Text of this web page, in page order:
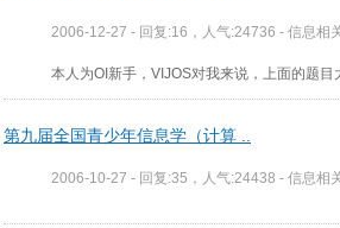
2006-12-27 - 回复:16，人气:24736 - 信息相
本人为OI新手，VIJOS对我来说，上面的题
第九届全国青少年信息学（计算 ..
2006-10-27 - 回复:35，人气:24438 - 信息相